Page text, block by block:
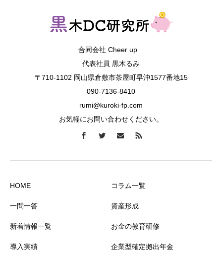
合同会社 Cheer up
代表社員 黒木るみ
〒710-1102 岡山県倉敷市茶屋町早沖1577番地15
090-7136-8410
rumi@kuroki-fp.com
お気軽にお問い合わせください。
HOME
一問一答
新着情報一覧
導入実績
コラム一覧
資産形成
お金の教育研修
企業型確定拠出年金